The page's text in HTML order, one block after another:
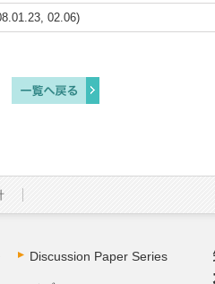
02.06)
Discussion Paper Series